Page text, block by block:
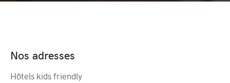
Nos adresses
Hôtels kids friendly